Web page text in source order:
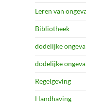
Leren van
Bibliotheek
dodelijke
dodelijke
Regelgeving
Handhaving